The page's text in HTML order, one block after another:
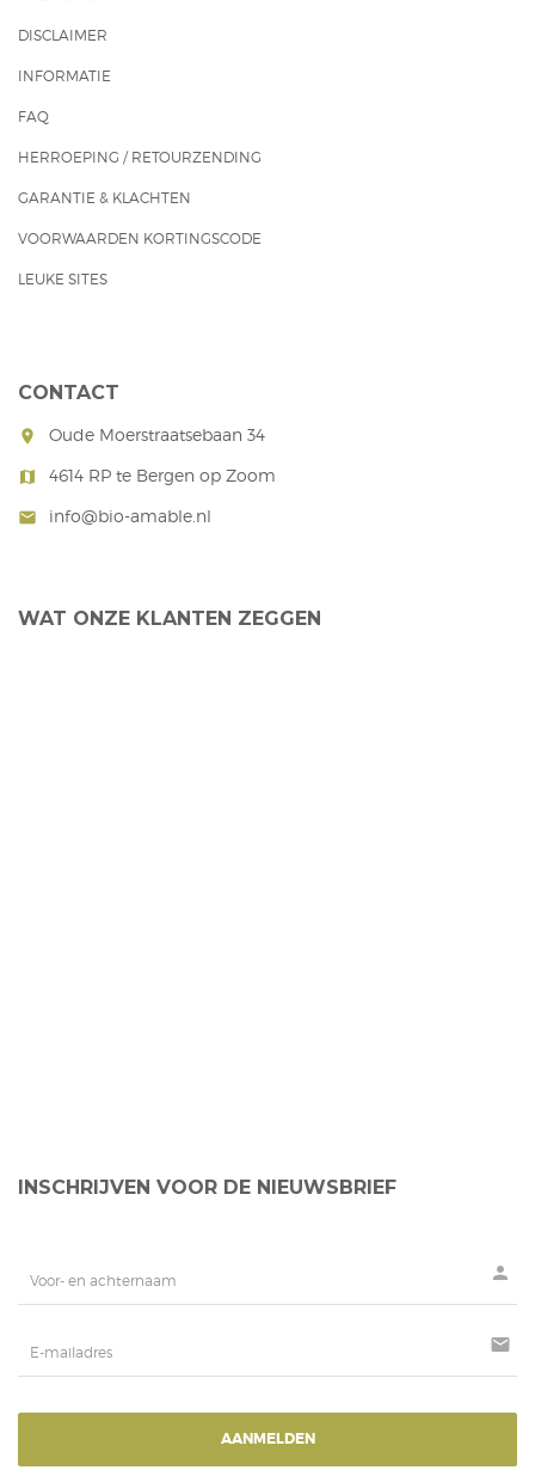
DISCLAIMER
INFORMATIE
FAQ
HERROEPING / RETOURZENDING
GARANTIE & KLACHTEN
VOORWAARDEN KORTINGSCODE
LEUKE SITES
CONTACT
room Oude Moerstraatsebaan 34
map 4614 RP te Bergen op Zoom
mail info@bio-amable.nl
WAT ONZE KLANTEN ZEGGEN
INSCHRIJVEN VOOR DE NIEUWSBRIEF
person
mail
AANMELDEN